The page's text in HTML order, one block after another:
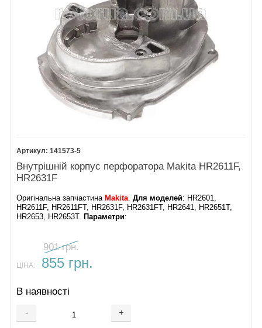
141573-5
Внутрішній корпус перфоратора Makita HR2611F,
HR2631F
Оригінальна запчастина Makita.Для моделей: HR2601,
HR2611F, HR2611FT, HR2631F, HR2631FT, HR2641, HR2651T,
HR2653, HR2653T. Параметри:
901 грн.
ЦІНА: 855 грн.
В наявності
- +